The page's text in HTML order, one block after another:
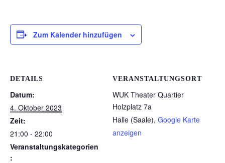
Zum Kalender hinzufügen
DETAILS
Datum:
4. Oktober 2023
Zeit:
21:00 - 22:00
Veranstaltungskategorien
:
VERANSTALTUNGSORT
WUK Theater Quartier
Holzplatz 7a
Halle (Saale), Google Karte
anzeigen